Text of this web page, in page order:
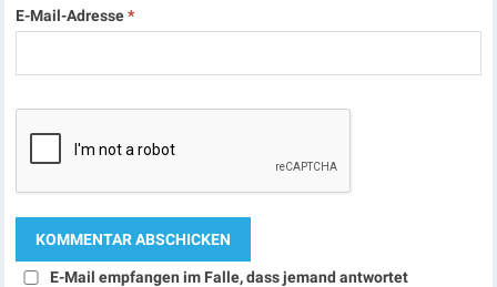
E-Mail-Adresse*
E-Mail empfangen im Falle, dass jemand antwortet